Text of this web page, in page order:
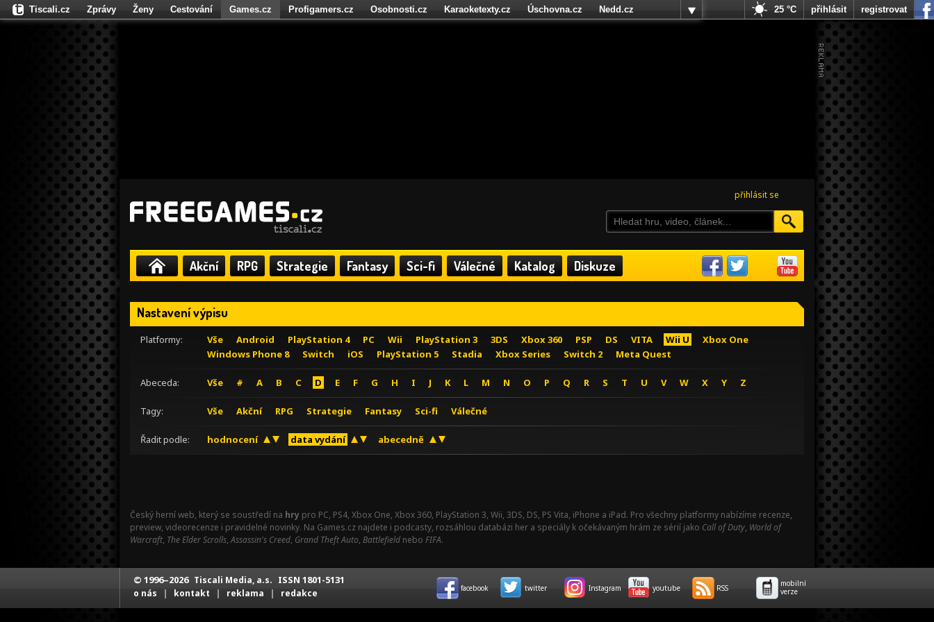
přihlásit se
Akční RPG Strategie Fantasy Sci-fi Válečné Katalog Diskuze
Nastavení výpisu
Platformy: Vše Android PlayStation 4 PC Wii PlayStation 3 3DS Xbox 360 PSP DS VITA Wii U
Xbox One
Windows Phone 8
Switch iOS PlayStation 5 Stadia Xbox Series Switch 2 Meta Quest
Abeceda: Vše # A B C D E F G H I J K L M N O P Q R S T U V W X Y Z
Tagy: Vše Akční RPG Strategie Fantasy Sci-fi Válečné
Řadit podle: hodnocení data vydání abecedně
Český herní web, který se soustředí na hry pro PC, PS4, Xbox One, Xbox 360, PlayStation 3, Wii, 3DS, DS, PS Vita, iPhone a iPad. Pro všechny platformy nabízíme recenze,
preview, videorecenze i pravidelné novinky. Na Games.cz najdete i podcasty, rozsáhlou databázi her a speciály k očekávaným hrám ze sérií jako Call of Duty, World of
Warcraft, The Elder Scrolls,Assassin's Creed, Grand Theft Auto, Battlefield nebo FIFA.
Tiscali.cz Zprávy Ženy Cestování Games.cz Profigamers.cz Osobnosti.cz Karaoketexty.cz Úschovna.cz
Nedd.cz
Fights.cz
25 °C přihlásit registrovat
© 1996–2026 Tiscali Media, a.s. ISSN 1801-5131
o nás | kontakt | reklama | redakce facebook twitter Instagram youtube RSS
mobilní
verze